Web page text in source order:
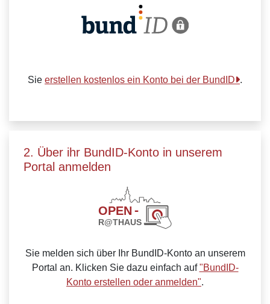
Sie erstellen kostenlos ein Konto bei der BundID .
2. Über ihr BundID-Konto in unserem
Portal anmelden
Sie melden sich über Ihr BundID-Konto an unserem
Portal an. Klicken Sie dazu einfach auf"BundID-
Konto erstellen oder anmelden".